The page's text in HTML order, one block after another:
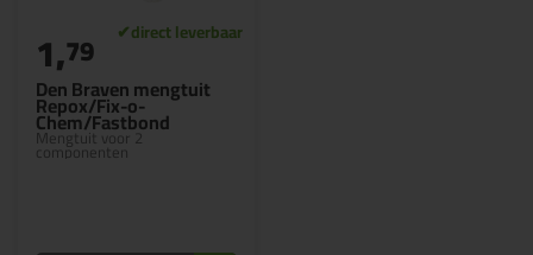
Den Braven mengtuit
Repox/Fix-o-
Chem/Fastbond
Mengtuit voor 2
componenten
1,79